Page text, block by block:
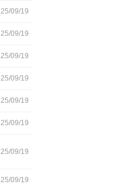
25/09/19
25/09/19
25/09/19
25/09/19
25/09/19
25/09/19
25/09/19
25/09/19